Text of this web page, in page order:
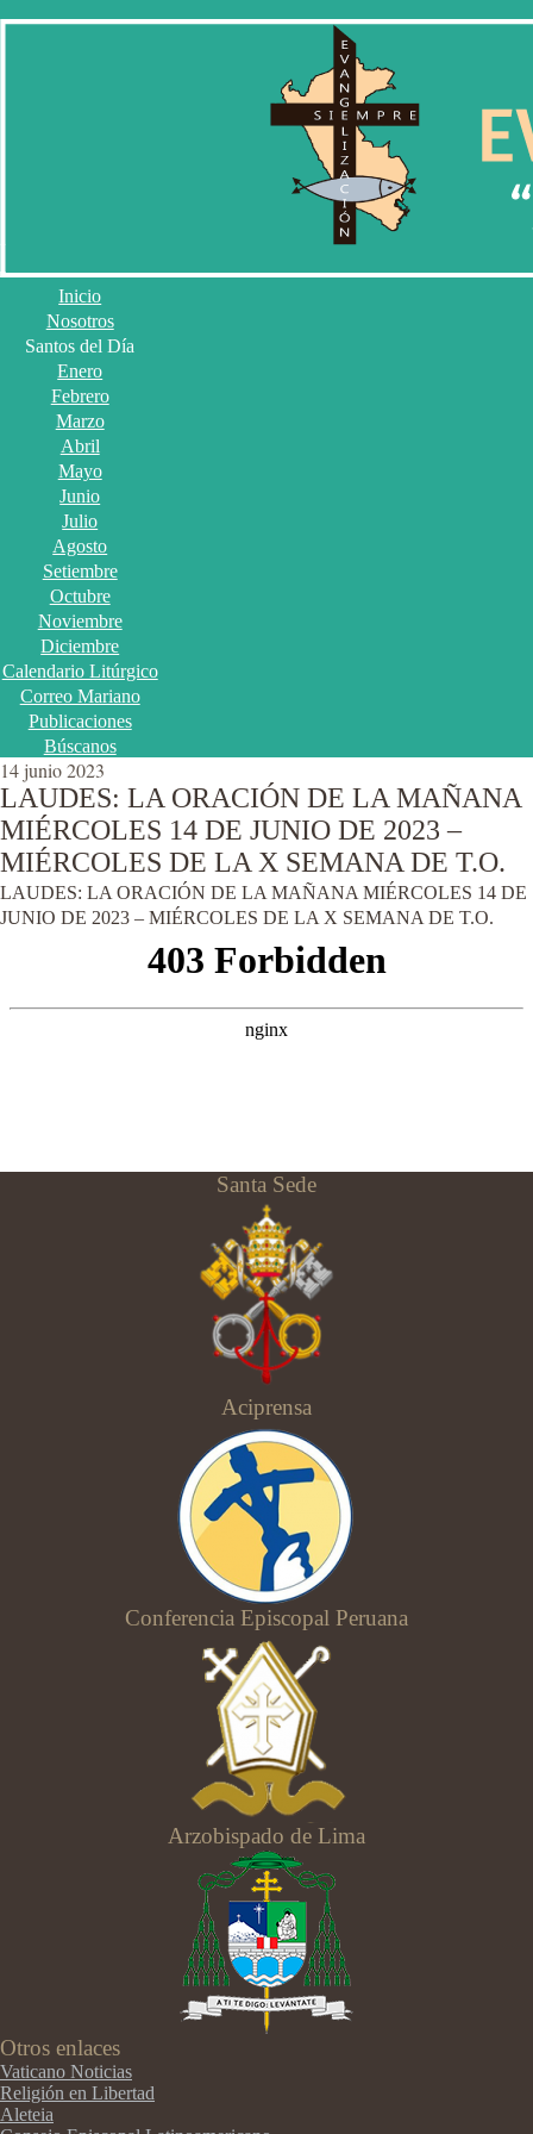
Inicio
Nosotros
Santos del Día
Enero
Febrero
Marzo
Abril
Mayo
Junio
Julio
Agosto
Setiembre
Octubre
Noviembre
Diciembre
Calendario Litúrgico
Correo Mariano
Publicaciones
Búscanos
14 junio 2023
LAUDES: LA ORACIÓN DE LA MAÑANA
MIÉRCOLES 14 DE JUNIO DE 2023 –
MIÉRCOLES DE LA X SEMANA DE T.O.
LAUDES: LA ORACIÓN DE LA MAÑANA MIÉRCOLES 14 DE
JUNIO DE 2023 – MIÉRCOLES DE LA X SEMANA DE T.O.
Santa Sede
Aciprensa
Conferencia Episcopal Peruana
Arzobispado de Lima
Otros enlaces
Vaticano Noticias
Religión en Libertad
Aleteia